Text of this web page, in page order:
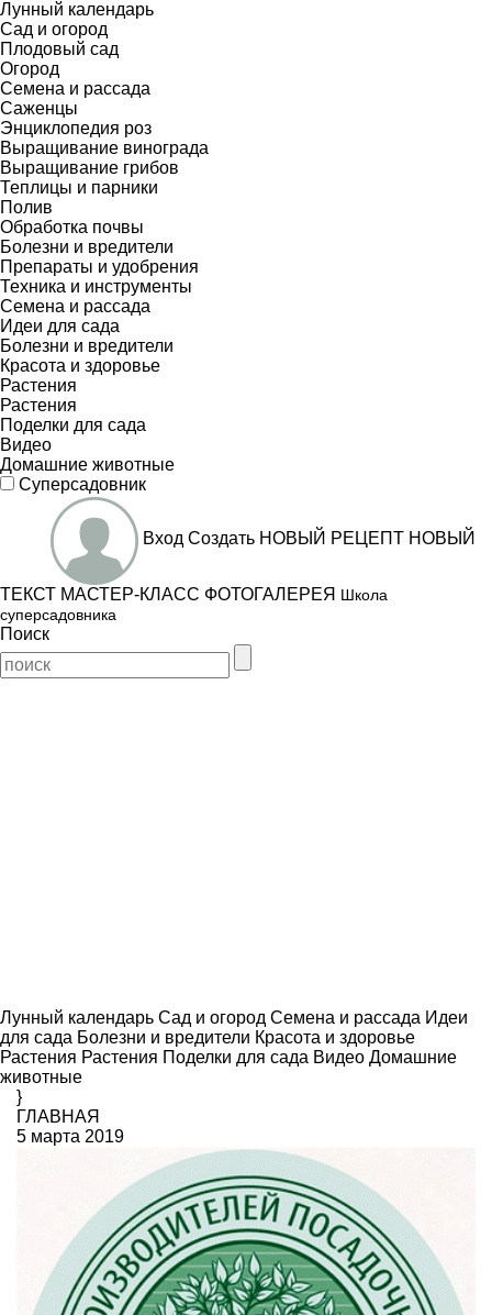
Лунный календарь
Сад и огород
Плодовый сад
Огород
Семена и рассада
Саженцы
Энциклопедия роз
Выращивание винограда
Выращивание грибов
Теплицы и парники
Полив
Обработка почвы
Болезни и вредители
Препараты и удобрения
Техника и инструменты
Семена и рассада
Идеи для сада
Болезни и вредители
Красота и здоровье
Растения
Растения
Поделки для сада
Видео
Домашние животные
Суперсадовник
Вход Создать НОВЫЙ РЕЦЕПТ НОВЫЙ
ТЕКСТ МАСТЕР-КЛАСС ФОТОГАЛЕРЕЯ Школа
суперсадовника
Поиск
Лунный календарь Сад и огород Семена и рассада Идеи
для сада Болезни и вредители Красота и здоровье
Растения Растения Поделки для сада Видео Домашние
животные
}
ГЛАВНАЯ
5 марта 2019